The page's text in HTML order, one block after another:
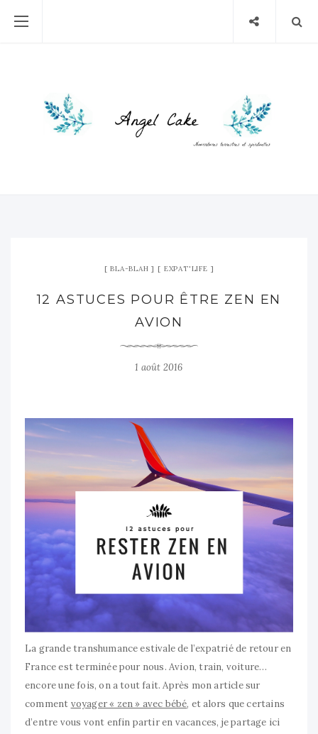
BLA-BLAH EXPAT'LIFE
12 ASTUCES POUR ÊTRE ZEN EN
AVION
1 août 2016
La grande transhumance estivale de l’expatrié de retour en
France est terminée pour nous. Avion, train, voiture…
encore une fois, on a tout fait. Après mon article sur
comment voyager « zen » avec bébé, et alors que certains
d’entre vous vont enfin partir en vacances, je partage ici